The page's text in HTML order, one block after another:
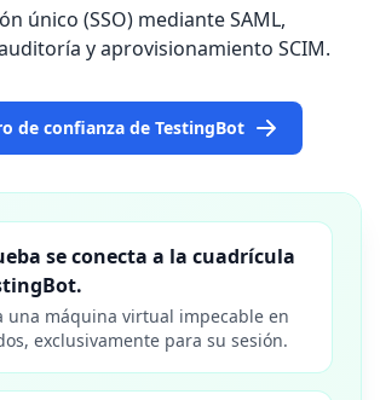
único (SSO) mediante SAML,
y aprovisionamiento SCIM.
de confianza de TestingBot
se conecta a la cuadrícula
una máquina virtual impecable en
exclusivamente para su sesión.